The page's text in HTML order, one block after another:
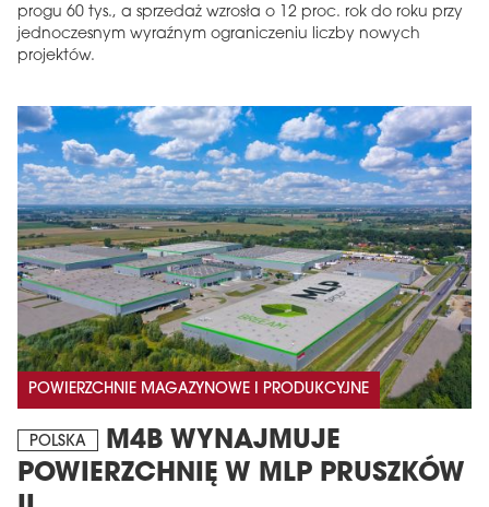
progu 60 tys., a sprzedaż wzrosła o 12 proc. rok do roku przy
jednoczesnym wyraźnym ograniczeniu liczby nowych
projektów.
POWIERZCHNIE MAGAZYNOWE I PRODUKCYJNE
POLSKA
M4B WYNAJMUJE
POWIERZCHNIĘ W MLP PRUSZKÓW